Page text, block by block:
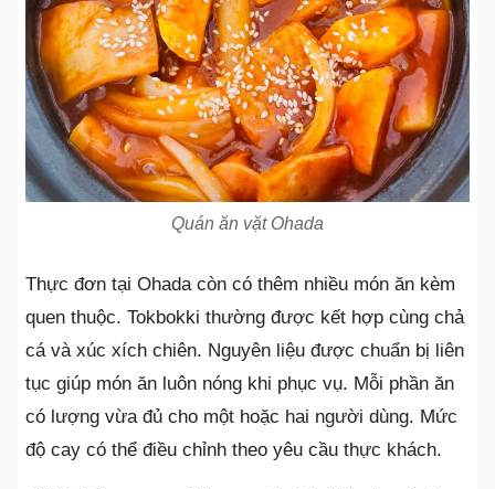
Quán ăn vặt Ohada
Thực đơn tại Ohada còn có thêm nhiều món ăn kèm
quen thuộc. Tokbokki thường được kết hợp cùng chả
cá và xúc xích chiên. Nguyên liệu được chuẩn bị liên
tục giúp món ăn luôn nóng khi phục vụ. Mỗi phần ăn
có lượng vừa đủ cho một hoặc hai người dùng. Mức
độ cay có thể điều chỉnh theo yêu cầu thực khách.